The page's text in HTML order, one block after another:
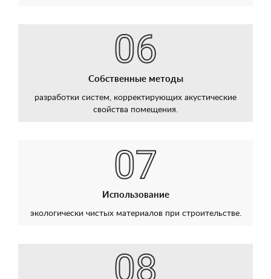
Собственные методы
разработки систем, корректирующих акустические
свойства помещения.
Использование
экологически чистых материалов при строительстве.